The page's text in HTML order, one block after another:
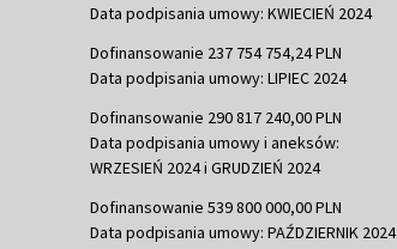
Data podpisania umowy: KWIECIEŃ 2024
Dofinansowanie 237 754 754,24 PLN
Data podpisania umowy: LIPIEC 2024
Dofinansowanie 290 817 240,00 PLN
Data podpisania umowy i aneksów:
WRZESIEŃ 2024 i GRUDZIEŃ 2024
Dofinansowanie 539 800 000,00 PLN
Data podpisania umowy: PAŹDZIERNIK 2024